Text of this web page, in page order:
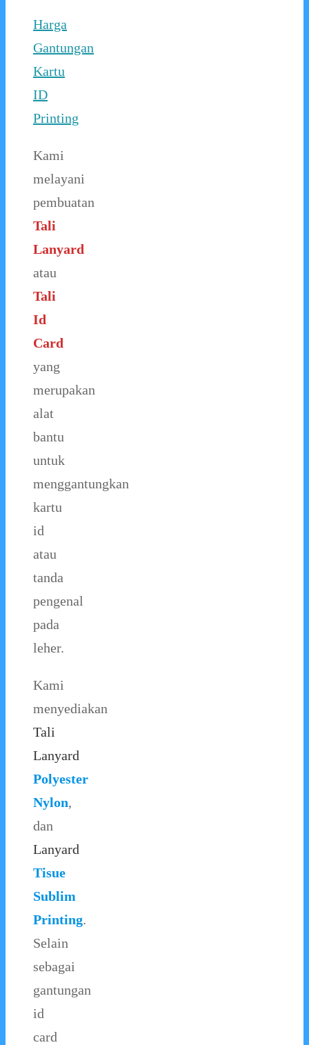
Harga
Gantungan
Kartu
ID
Printing
Kami
melayani
pembuatan
Tali
Lanyard
atau
Tali
Id
Card
yang
merupakan
alat
bantu
untuk
menggantungkan
kartu
id
atau
tanda
pengenal
pada
leher.
Kami
menyediakan
Tali
Lanyard
Polyester
Nylon,
dan
Lanyard
Tisue
Sublim
Printing.
Selain
sebagai
gantungan
id
card